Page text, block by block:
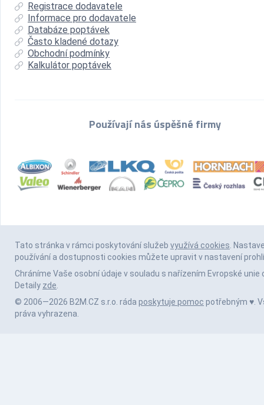
Registrace dodavatele
Informace pro dodavatele
Databáze poptávek
Často kladené dotazy
Obchodní podmínky
Kalkulátor poptávek
Používají nás úspěšné firmy
Tato stránka v rámci poskytování služeb využívá cookies .
používání a dostupnosti cookies můžete upravit v nastavení
Chráníme Vaše osobní údaje v souladu s nařízením Evropské unie
Detaily zde
© 2006—2026 B2M.CZ s.r.o. ráda poskytuje pomoc potřebným ♥️.
práva vyhrazena.